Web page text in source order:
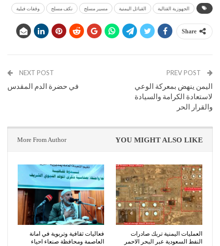
الجهوزية القتالية القبائل اليمنية مسير مسلح نكف مسلح وقفات فبلية
Share
اليمن ينهض بمعركة الوعي
لاستعادة الكرامة والسيادة
والقرار الحر
NEXT POST
في حضرة الدم المقدس
YOU MIGHT ALSO LIKE
More From Author
العمليات اليمنية تربك صادرات
النفط السعودية عبر البحر الاحمر
فعاليات ثقافية وتربوية في امانة
العاصمة ومحافظة صنعاء احياء